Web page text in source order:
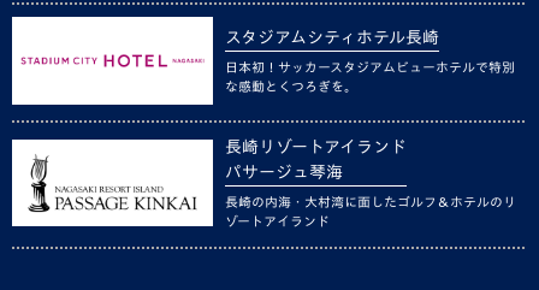
スタジアムシティホテル長崎
日本初！サッカースタジアムビューホテルで特別
な感動とくつろぎを。
長崎リゾートアイランド
パサージュ琴海
長崎の内海・大村湾に面したゴルフ＆ホテルのリ
ゾートアイランド